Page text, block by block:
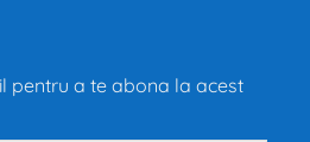
pentru a te abona la acest